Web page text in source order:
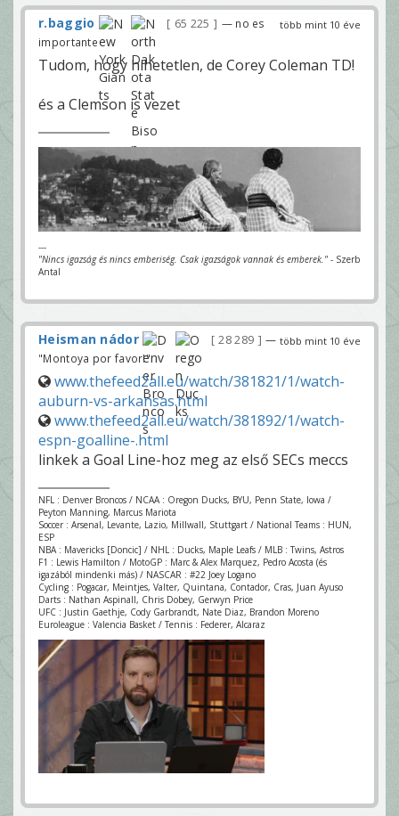
több mint 10 éve
r.baggio 65 225
— no es
importante
Tudom, hogy hihetetlen, de Corey Coleman TD!
és a Clemson is vezet
---
"Nincs igazság és nincs emberiség. Csak igazságok vannak és emberek." - Szerb
Antal
több mint 10 éve
Heisman nádor 28 289
—
"Montoya por favor!"
www.thefeed2all.eu/watch/381821/1/watch-
auburn-vs-arkansas.html
www.thefeed2all.eu/watch/381892/1/watch-
espn-goalline-.html
linkek a Goal Line-hoz meg az első SECs meccs
NFL : Denver Broncos / NCAA : Oregon Ducks, BYU, Penn State, Iowa /
Peyton Manning, Marcus Mariota
Soccer : Arsenal, Levante, Lazio, Millwall, Stuttgart / National Teams : HUN,
ESP
NBA : Mavericks [Doncic] / NHL : Ducks, Maple Leafs / MLB : Twins, Astros
F1 : Lewis Hamilton / MotoGP : Marc & Alex Marquez, Pedro Acosta (és
igazából mindenki más) / NASCAR : #22 Joey Logano
Cycling : Pogacar, Meintjes, Valter, Quintana, Contador, Cras, Juan Ayuso
Darts : Nathan Aspinall, Chris Dobey, Gerwyn Price
UFC : Justin Gaethje, Cody Garbrandt, Nate Diaz, Brandon Moreno
Euroleague : Valencia Basket / Tennis : Federer, Alcaraz